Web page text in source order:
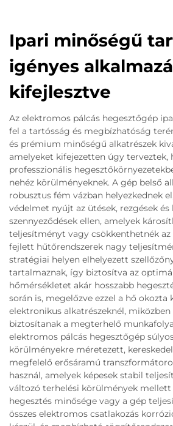
Ipari minőségű
igényes
kifejlesztve
Az elektromos pálcás hegesztőgép
fel a tartósság és megbízhatóság
és prémium minőségű alkatrészek
amelyeket kifejezetten úgy terveztek,
professzionális
nehéz körülményeknek. A gép belső
robusztus fém vázban helyezkednek
védelmet nyújt az ütések, rezgések és
szennyeződések ellen, amelyek
teljesítményt vagy csökkenthetnék
fejlett hűtőrendszerek nagy
stratégiai helyen elhelyezett
tartalmaznak, így biztosítva az
hőmérsékletet akár hosszabb
során is, megelőzve ezzel a hő
elektronikus alkatrészeknél,
biztosítanak a megterhelő
elektromos pálcás hegesztőgép
körülményekre méretezett,
megfelelő erősáramú
használ, amelyek képesek stabil
változó terhelési körülmények mellett
hegesztés minősége vagy a gép
összes elektromos csatlakozás